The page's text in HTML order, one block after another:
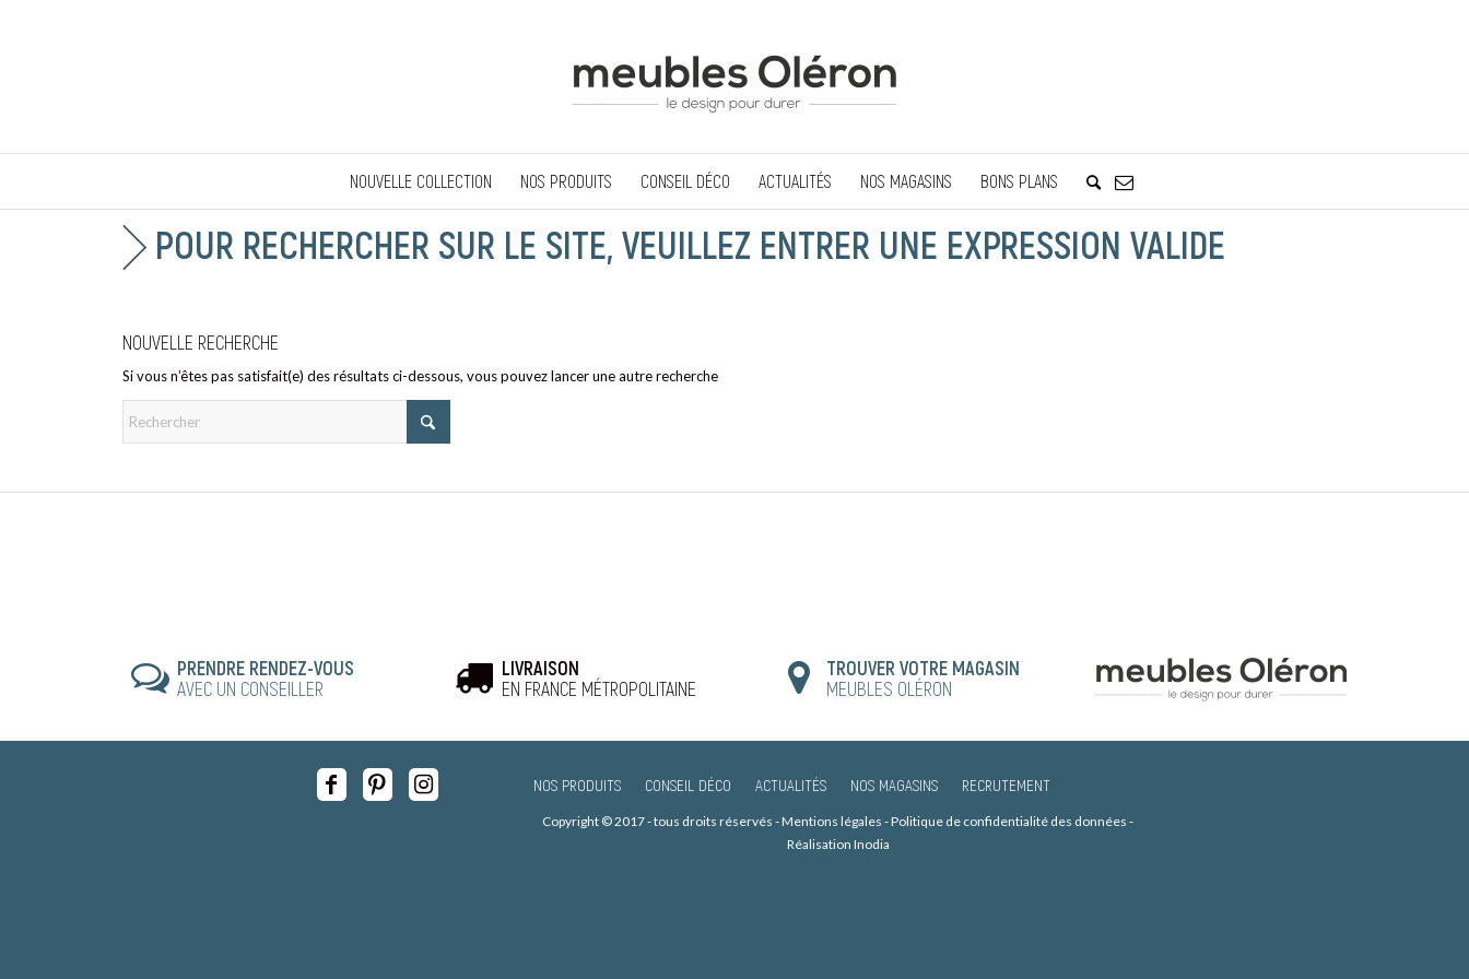
NOUVELLE COLLECTION NOS PRODUITS CONSEIL DÉCO ACTUALITÉS NOS MAGASINS BONS PLANS
POUR RECHERCHER SUR LE SITE, VEUILLEZ ENTRER UNE EXPRESSION VALIDE
NOUVELLE RECHERCHE
Si vous n’êtes pas satisfait(e) des résultats ci-dessous, vous pouvez lancer une autre recherche
PRENDRE RENDEZ-VOUS
AVEC UN CONSEILLER
LIVRAISON
EN FRANCE MÉTROPOLITAINE
TROUVER VOTRE MAGASIN
MEUBLES OLÉRON
NOS PRODUITS CONSEIL DÉCO ACTUALITÉS NOS MAGASINS RECRUTEMENT
Copyright © 2017 - tous droits réservés -Mentions légales -Politique de confidentialité des données -
Réalisation Inodia